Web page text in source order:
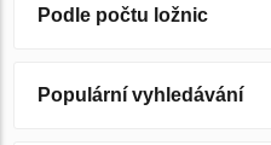
Podle počtu ložnic
Populární vyhledávání